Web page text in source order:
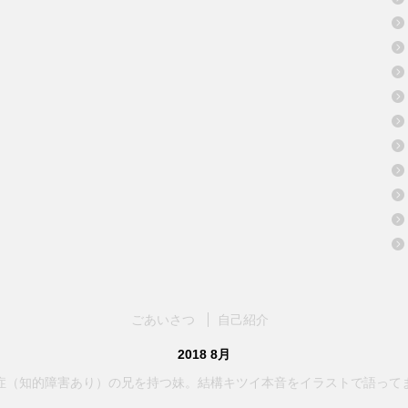
ごあいさつ 自己紹介
2018 8月
（知的障害あり）の兄を持つ妹。結構キツイ本音をイラストで語って